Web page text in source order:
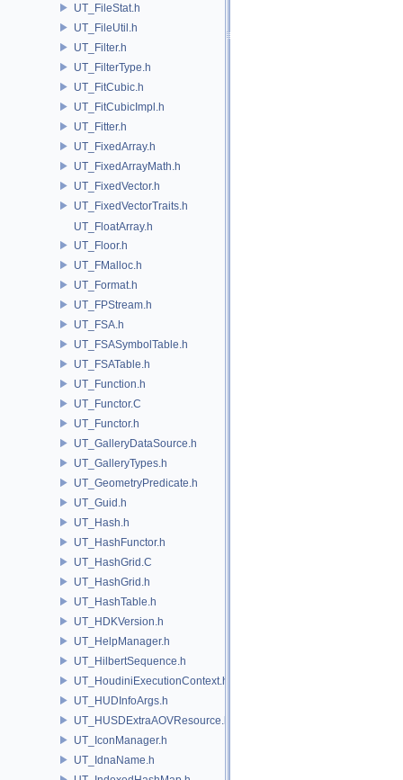
UT_FileStat.h
UT_FileUtil.h
UT_Filter.h
UT_FilterType.h
UT_FitCubic.h
UT_FitCubicImpl.h
UT_Fitter.h
UT_FixedArray.h
UT_FixedArrayMath.h
UT_FixedVector.h
UT_FixedVectorTraits.h
UT_FloatArray.h
UT_Floor.h
UT_FMalloc.h
UT_Format.h
UT_FPStream.h
UT_FSA.h
UT_FSASymbolTable.h
UT_FSATable.h
UT_Function.h
UT_Functor.C
UT_Functor.h
UT_GalleryDataSource.h
UT_GalleryTypes.h
UT_GeometryPredicate.h
UT_Guid.h
UT_Hash.h
UT_HashFunctor.h
UT_HashGrid.C
UT_HashGrid.h
UT_HashTable.h
UT_HDKVersion.h
UT_HelpManager.h
UT_HilbertSequence.h
UT_HoudiniExecutionContext.h
UT_HUDInfoArgs.h
UT_HUSDExtraAOVResource.h
UT_IconManager.h
UT_IdnaName.h